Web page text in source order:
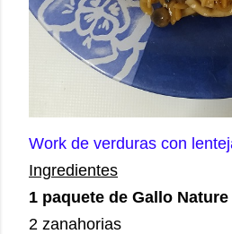
Work de verduras con
Ingredientes
1 paquete de Gallo
2 zanahorias